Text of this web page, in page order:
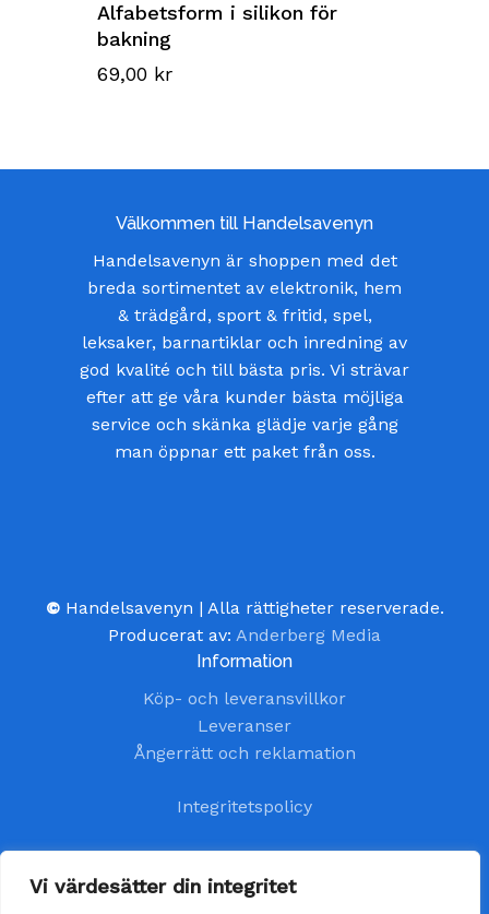
Vi värdesätter din integritet
Alfabetsform i silikon för
bakning
69,00 kr
Välkommen till Handelsavenyn
Handelsavenyn är shoppen med det
breda sortimentet av elektronik, hem
& trädgård, sport & fritid, spel,
leksaker, barnartiklar och inredning av
god kvalité och till bästa pris. Vi strävar
efter att ge våra kunder bästa möjliga
service och skänka glädje varje gång
man öppnar ett paket från oss.
© Handelsavenyn | Alla rättigheter reserverade.
Producerat av: Anderberg Media
Information
Köp- och leveransvillkor
Leveranser
Ångerrätt och reklamation
Integritetspolicy
Kundtjänst